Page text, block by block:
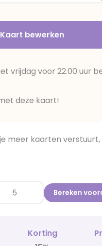
Kaart bewerken
vrijdag voor 22.00 uur
deze kaart!
meer kaarten
Bereken
Korting